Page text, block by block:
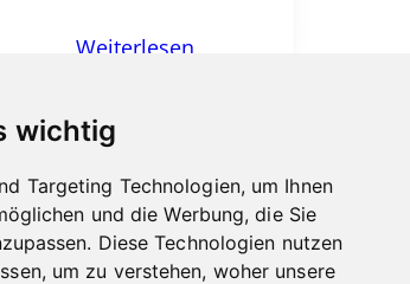
wichtig
Targeting Technologien, um Ihnen
und die Werbung, die Sie
Diese Technologien nutzen
um zu verstehen, woher unsere
Weiterlesen